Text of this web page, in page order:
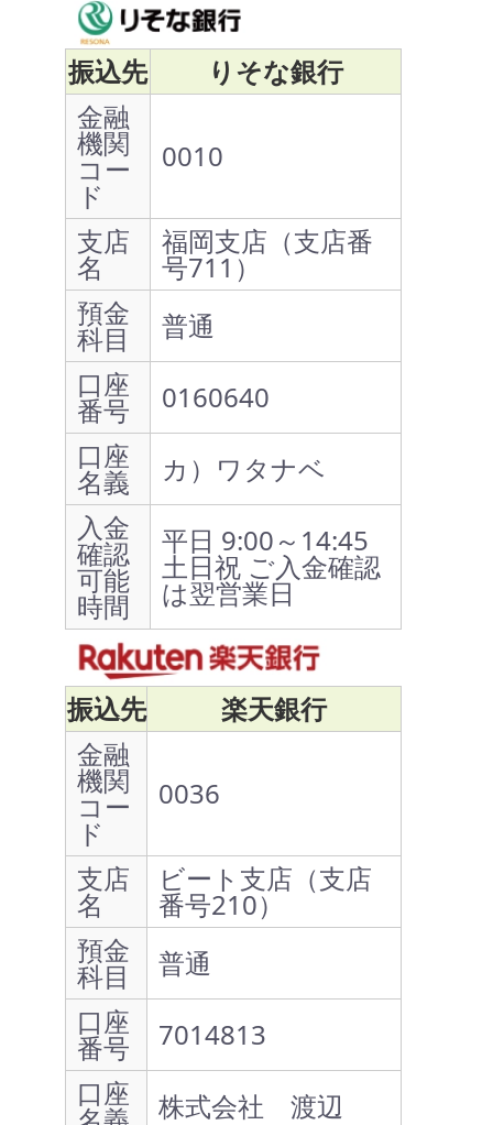
振込先
りそな銀行
金融
機関
コー
ド
0010
支店
名
福岡支店（支店番
号711）
預金
科目
普通
口座
番号
0160640
口座
名義
カ）ワタナベ
入金
確認
可能
時間
平日 9:00～14:45
土日祝 ご入金確認
は翌営業日
振込先
楽天銀行
金融
機関
コー
ド
0036
支店
名
ビート支店（支店
番号210）
預金
科目
普通
口座
番号
7014813
口座
株式会社 渡辺